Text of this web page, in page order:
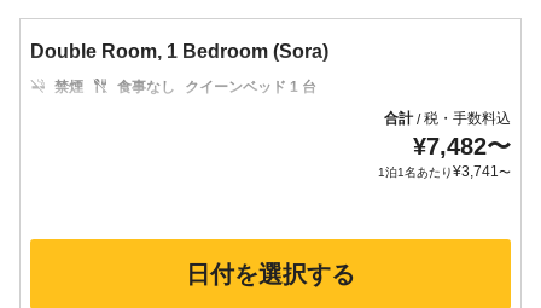
Double Room, 1 Bedroom (Sora)
禁煙 食事なし
クイーンベッド 1 台
合計/税・手数料込
¥7,482〜
1泊1名あたり¥3,741〜
日付を選択する